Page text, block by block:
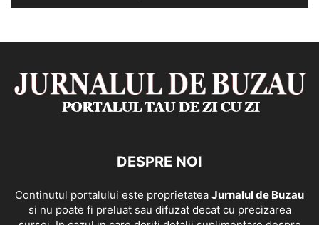
DESPRE NOI
Continutul portalului este proprietatea Jurnalul de Buzau
si nu poate fi preluat sau difuzat decat cu precizarea